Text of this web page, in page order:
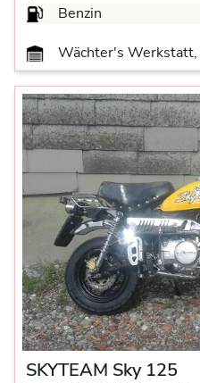
Benzin
Wächter's Werkstatt,
SKYTEAM Sky 125